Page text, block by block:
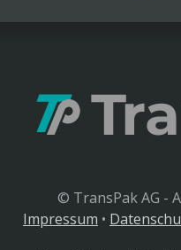
© TransPak AG -
Impressum •